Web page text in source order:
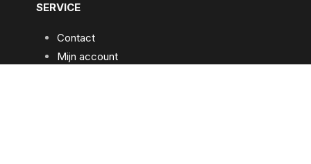
SERVICE
Contact
Mijn account